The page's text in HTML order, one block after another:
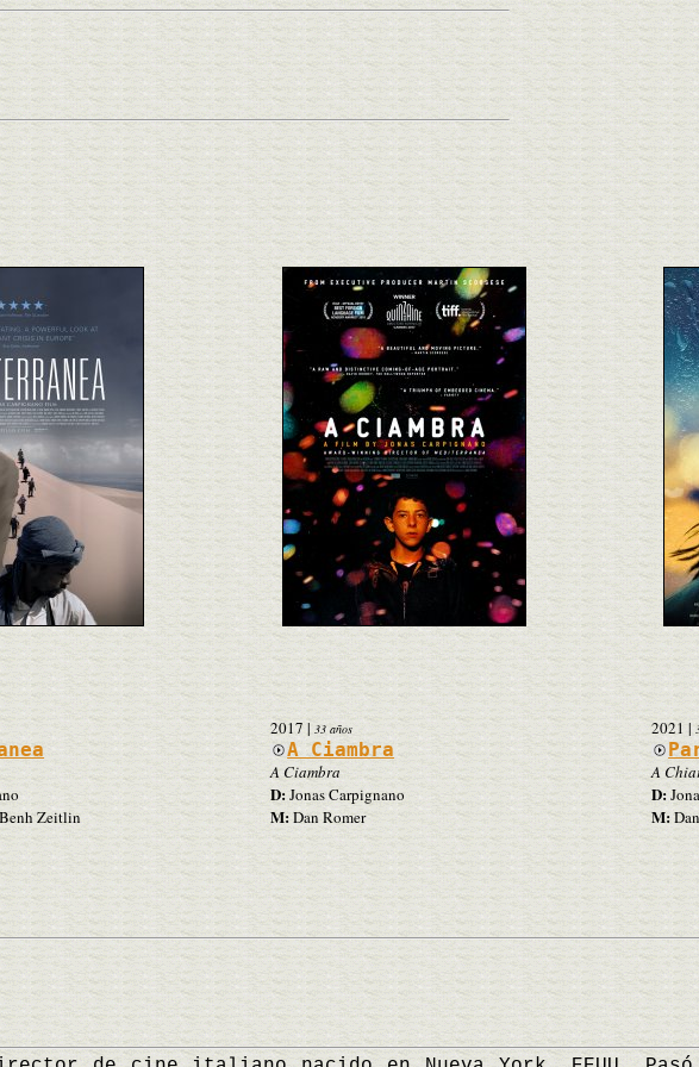
Zeitlin
2017 | 33 años
A Ciambra
A Ciambra
D: Jonas Carpignano
M: Dan Romer
2021 |
A
D:
M: